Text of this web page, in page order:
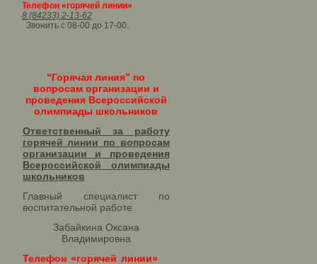
Телефон «горячей линии»
8 (84233) 2-13-62
Звонить с 08-00 до 17-00.
“Горячая линия” по
вопросам организации и
проведения Всероссийской
олимпиады школьников
Ответственный за работу
горячей линии по вопросам
организации и проведения
Всероссийской олимпиады
школьников​
Главный специалист по
воспитательной работе
Забайкина Оксана
Владимировна
Телефон «горячей линии»